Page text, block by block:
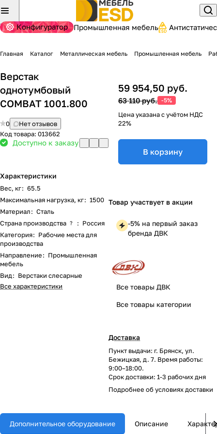
Конфигуратор Промышленная мебель
Главная Каталог Металлическая мебель Промышленная мебель
Верстак
однотумбовый
COMBAT 1001.800
0
Нет отзывов
Код товара: 013662
Доступно к заказу
Характеристики
Вес, кг: 65.5
Максимальная нагрузка, кг: 1500
Материал: Сталь
Страна производства ? : Россия
Категория: Рабочие места для
производства
Направление: Промышленная
мебель
Вид: Верстаки слесарные
Все характеристики
59 954,50 руб.
63 110 руб. -5%
Цена указана с учётом НДС
22%
В корзину
Товар участвует в акции
-5% на первый заказ
бренда ДВК
Все товары ДВК
Все товары категории
Доставка
Пункт выдачи: г. Брянск, ул.
Бежицкая, д. 7. Время работы:
9:00–18:00.
Срок доставки: 1-3 рабочих дня
Подробнее обусловиях доставки
Дополнительное оборудование Описание